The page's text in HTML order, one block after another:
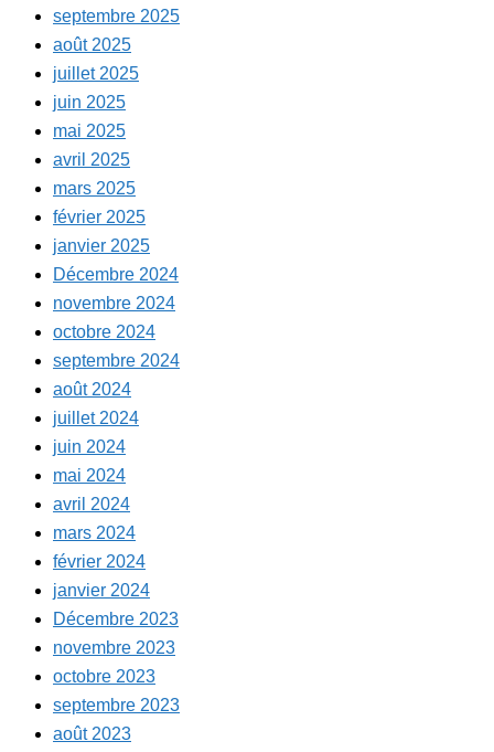
septembre 2025
août 2025
juillet 2025
juin 2025
mai 2025
avril 2025
mars 2025
février 2025
janvier 2025
Décembre 2024
novembre 2024
octobre 2024
septembre 2024
août 2024
juillet 2024
juin 2024
mai 2024
avril 2024
mars 2024
février 2024
janvier 2024
Décembre 2023
novembre 2023
octobre 2023
septembre 2023
août 2023